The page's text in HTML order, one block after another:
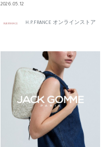
2026.05.12
H.P.FRANCE オンラインストア